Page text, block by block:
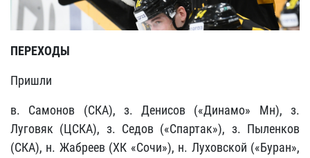
ПЕРЕХОДЫ
Пришли
в. Самонов (СКА), з. Денисов («Динамо» Мн), з.
Луговяк (ЦСКА), з. Седов («Спартак»), з. Пыленков
(СКА), н. Жабреев (ХК «Сочи»), н. Луховской («Буран»,